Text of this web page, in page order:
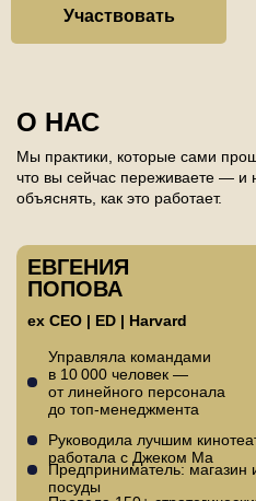
Участвовать
О НАС
ЕВГЕНИЯ
ПОПОВА
Управляла командами
в 10 000 человек —
от линейного персонала
до топ-менеджмента
Предприниматель: магазин
посуды
Руководила лучшим
работала с Джеком Ма
Мы практики, которые сами
что вы сейчас переживаете — и
объяснять, как это работает.
ex CEO | ED | Harvard